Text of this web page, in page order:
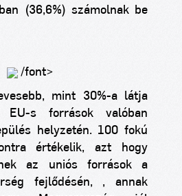
(36,6%) számolnak be
/font>
mint 30%-a látja
s források valóban
helyzetén. 100 fokú
értékelik, azt hogy
az uniós források a
fejlődésén, , annak